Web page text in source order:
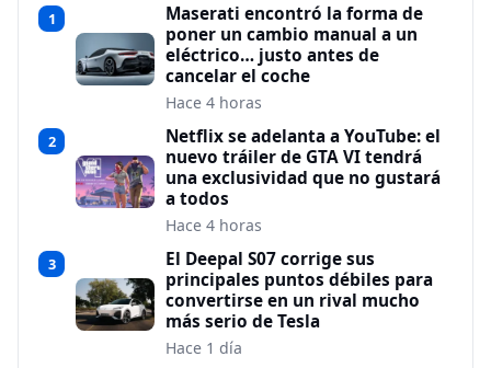
1
Maserati encontró la forma de
poner un cambio manual a un
eléctrico… justo antes de
cancelar el coche
Hace 4 horas
2
Netflix se adelanta a YouTube: el
nuevo tráiler de GTA VI tendrá
una exclusividad que no gustará
a todos
Hace 4 horas
3
El Deepal S07 corrige sus
principales puntos débiles para
convertirse en un rival mucho
más serio de Tesla
Hace 1 día